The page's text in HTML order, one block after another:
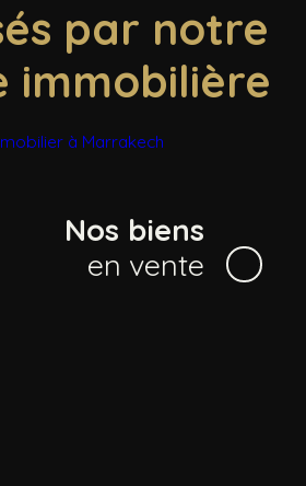
par notre
immobilière
Nos biens
en vente